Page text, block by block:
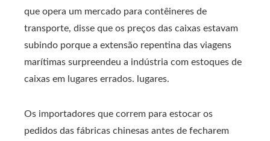
que opera um mercado para contêineres de
transporte, disse que os preços das caixas estavam
subindo porque a extensão repentina das viagens
marítimas surpreendeu a indústria com estoques de
caixas em lugares errados. lugares.
Os importadores que correm para estocar os
pedidos das fábricas chinesas antes de fecharem